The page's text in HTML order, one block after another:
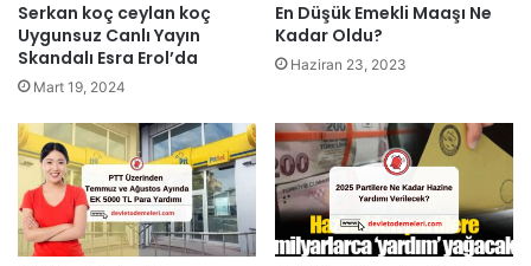
Serkan koç ceylan koç
Uygunsuz Canlı Yayın
Skandalı Esra Erol’da
Mart 19, 2024
En Düşük Emekli Maaşı Ne
Kadar Oldu?
Haziran 23, 2023